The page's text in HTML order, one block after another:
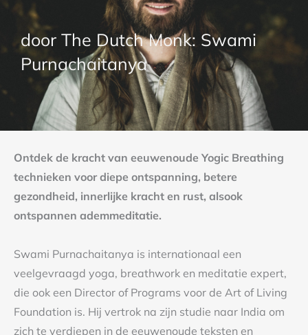
door The Dutch Monk: Swami
Purnachaitanya
Ontdek de kracht van eeuwenoude Yogic Breathing
technieken voor diepe ontspanning, betere
gezondheid, innerlijke kracht en rust, alsook
ontspannen ademmeditatie.
Swami Purnachaitanya is internationaal een
veelgevraagd yoga, breathwork en meditatie expert,
die ook een Director of Programs voor de Art of Living
Foundation is. Hij vertrok na zijn studie naar India om
zich te verdiepen in de eeuwenoude teksten en